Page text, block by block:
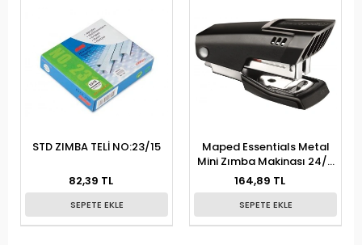
STD ZIMBA TELİ NO:23/15
82,39 TL
SEPETE EKLE
Maped Essentials Metal
Mini Zımba Makinası 24/6
(3
164,89 TL
SEPETE EKLE